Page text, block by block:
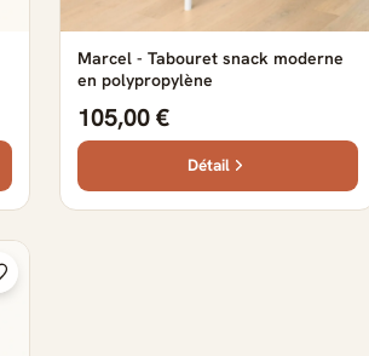
Marcel - Tabouret snack moderne
en polypropylène
105,00 €
Détail